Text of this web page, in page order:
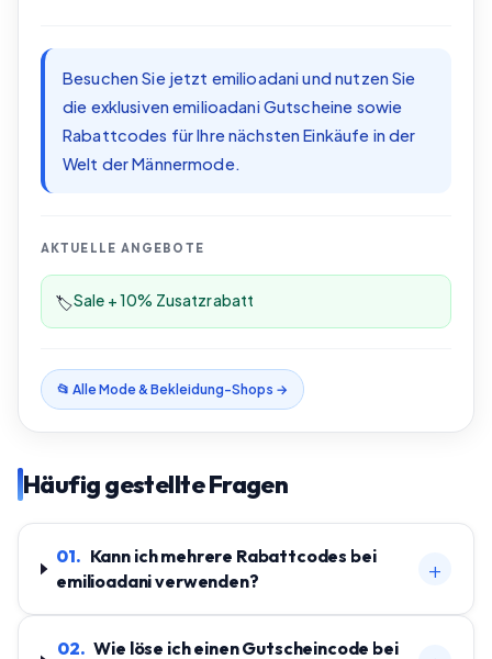
Besuchen Sie jetzt emilioadani und nutzen Sie
die exklusiven emilioadani Gutscheine sowie
Rabattcodes für Ihre nächsten Einkäufe in der
Welt der Männermode.
AKTUELLE ANGEBOTE
🏷️Sale + 10% Zusatzrabatt
📂 AlleMode & Bekleidung-Shops →
Häufig gestellte Fragen
01. Kann ich mehrere Rabattcodes bei
emilioadani verwenden?
+
02. Wie löse ich einen Gutscheincode bei